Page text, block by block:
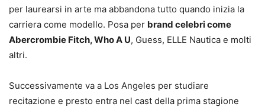
per laurearsi in arte ma abbandona tutto quando inizia la
carriera come modello. Posa per brand celebri come
Abercrombie Fitch, Who A U, Guess, ELLE Nautica e molti
altri.
Successivamente va a Los Angeles per studiare
recitazione e presto entra nel cast della prima stagione